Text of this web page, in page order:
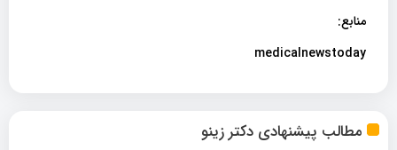
مطالب پیشنهادی دکتر زینو
منابع:
medicalnewstoday